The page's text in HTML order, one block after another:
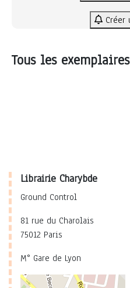
Créer
Tous les
Librairie Charybde
Ground Control
81 rue du Charolais
75012 Paris
M° Gare de Lyon